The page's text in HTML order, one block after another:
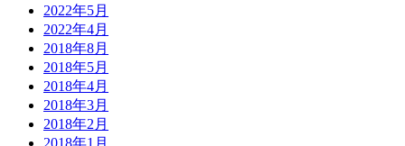
2022年5月
2022年4月
2018年8月
2018年5月
2018年4月
2018年3月
2018年2月
2018年1月